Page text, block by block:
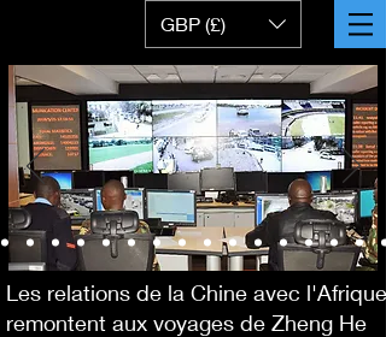
GBP (£)
Les relations de la Chine avec l'Afrique
remontent aux voyages de Zheng He